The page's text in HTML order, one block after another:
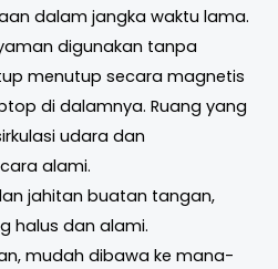
dalam jangka waktu lama.
digunakan tanpa
menutup secara magnetis
di dalamnya. Ruang yang
udara dan
alami.
jahitan buatan tangan,
halus dan alami.
mudah dibawa ke mana-